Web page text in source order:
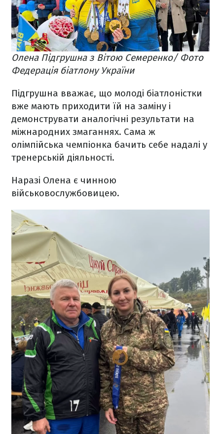
Олена Підгрушна з Вітою Семеренко/ Фото
Федерація біатлону України
Підгрушна вважає, що молоді біатлоністки
вже мають приходити їй на заміну і
демонструвати аналогічні результати на
міжнародних змаганнях. Сама ж
олімпійська чемпіонка бачить себе надалі у
тренерській діяльності.
Наразі Олена є чинною
військовослужбовицею.